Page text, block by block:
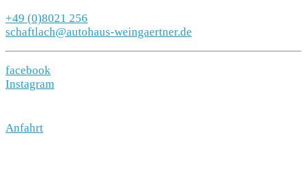
+49 (0)8021 256
schaftlach@autohaus-weingaertner.de
facebook
Instagram
Anfahrt